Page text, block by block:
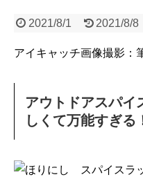
2021/8/1 2021/8/8
アイキャッチ画像撮影：
アウトドアスパイ
しくて万能すぎる